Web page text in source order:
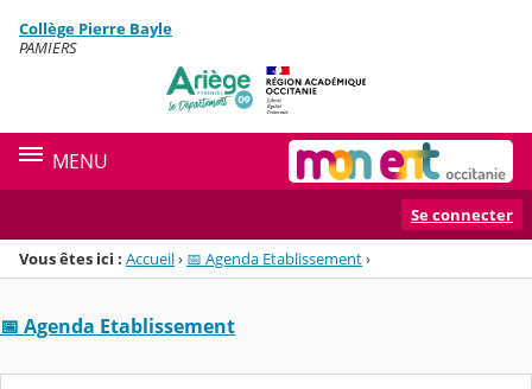
Menu de la rubrique
Contenu
Collège Pierre Bayle
PAMIERS
MENU
Se connecter
Vous êtes ici : Accueil› 📅 Agenda Etablissement›
📅 Agenda Etablissement